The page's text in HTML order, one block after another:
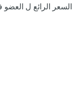
السعر الرائع ل